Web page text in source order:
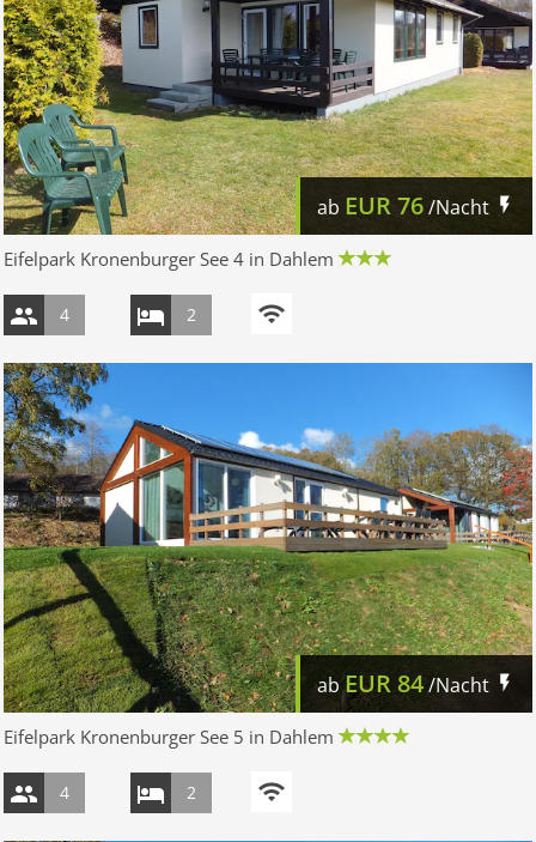
ab EUR76/Nacht
Eifelpark Kronenburger See 4 in Dahlem
4 2
abEUR84/Nacht
Eifelpark Kronenburger See 5 in Dahlem
4 2